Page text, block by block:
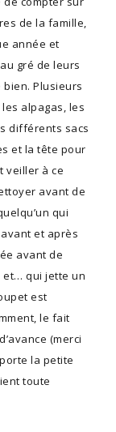
de la famille,
année et
gré de leurs
Plusieurs
alpagas, les
différents sacs
et la tête pour
veiller à ce
avant de
qui
et après
avant de
et… qui jette un
est
le fait
(merci
la petite
toute